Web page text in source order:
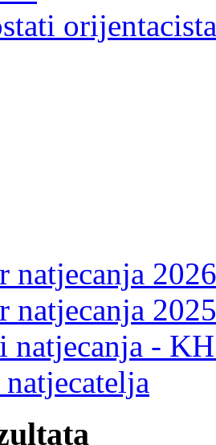
natjecanja
natjecanja
natjecanja -